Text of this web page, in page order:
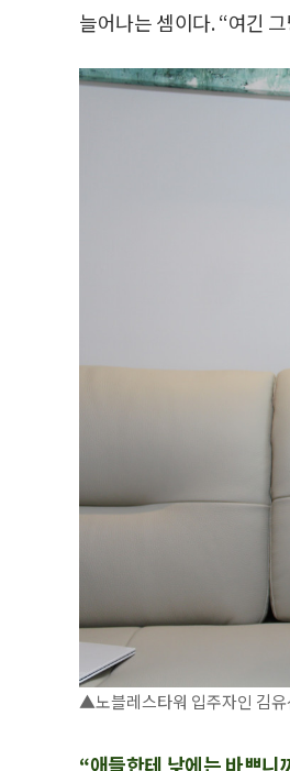
늘어나는 셈이다. “여긴
▲노블레스타워 입주자인 김
“애들한테 낮에는 바쁘니